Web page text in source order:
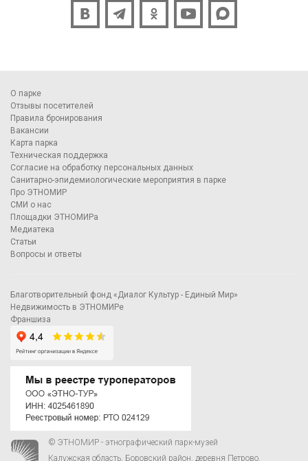
О парке
Отзывы посетителей
Правила бронирования
Вакансии
Карта парка
Техническая поддержка
Согласие на обработку персональных данных
Санитарно-эпидемиологические мероприятия в парке
Про ЭТНОМИР
СМИ о нас
Площадки ЭТНОМИРа
Медиатека
Статьи
Вопросы и ответы
Благотворительный фонд «Диалог Культур - Единый Мир»
Недвижимость в ЭТНОМИРе
Франшиза
© ЭТНОМИР - этнографический парк-музей
Калужская область, Боровский район, деревня Петрово.